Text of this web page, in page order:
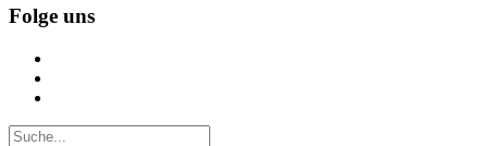
Folge uns